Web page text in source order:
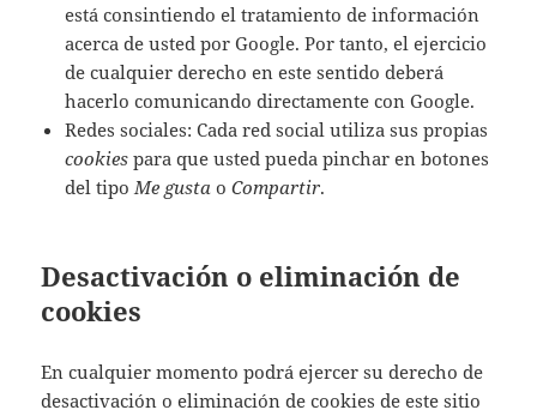
está consintiendo el tratamiento de información
acerca de usted por Google. Por tanto, el ejercicio
de cualquier derecho en este sentido deberá
hacerlo comunicando directamente con Google.
Redes sociales: Cada red social utiliza sus propias
cookies para que usted pueda pinchar en botones
del tipoMe gusta oCompartir.
Desactivación o eliminación de
cookies
En cualquier momento podrá ejercer su derecho de
desactivación o eliminación de cookies de este sitio